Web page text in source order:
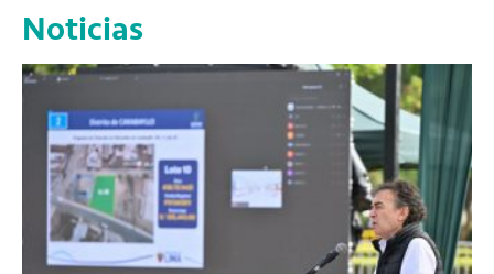
Noticias